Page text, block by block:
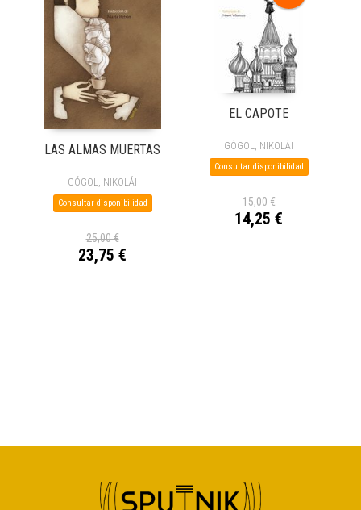
LAS ALMAS MUERTAS
GÓGOL, NIKOLÁI
Consultar disponibilidad
25,00 €
23,75 €
EL CAPOTE
GÓGOL, NIKOLÁI
Consultar disponibilidad
15,00 €
14,25 €